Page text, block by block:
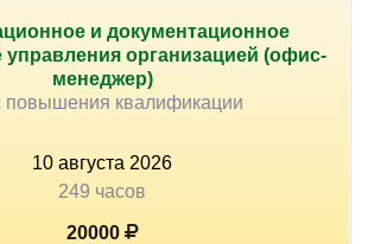
и документационное
управления организацией (офис-
менеджер)
повышения квалификации
10 августа 2026
249 часов
20000